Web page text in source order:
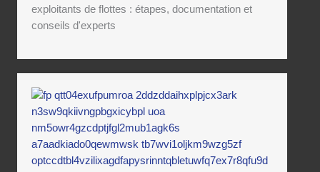
exploitants de flottes : étapes, documentation et
conseils d'experts